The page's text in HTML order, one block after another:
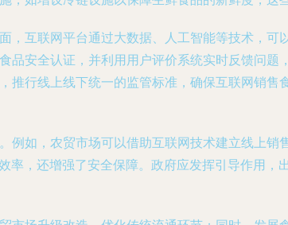
互联网平台通过大数据、人工智能等技术，
品安全认证，并利用用户评价系统实时反馈问
行线上线下统一的监管标准，确保互联网销售
如，农贸市场可以借助互联网技术建立线上
率，还增强了安全保障。政府应发挥引导作用